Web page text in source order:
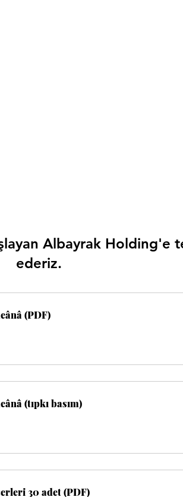
Albayrak Holding'e
ederiz.
(PDF)
(tıpkı basım)
30 adet (PDF)